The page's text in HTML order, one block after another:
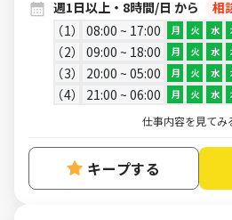
週1日以上・8時間/日 から
相
1
08:00 ~ 17:00 月 火 水
2 09:00 ~ 18:00 月 火 水
3 20:00 ~ 05:00 月 火 水
4 21:00 ~ 06:00 月 火 水
仕事内容を見てみ
キープする